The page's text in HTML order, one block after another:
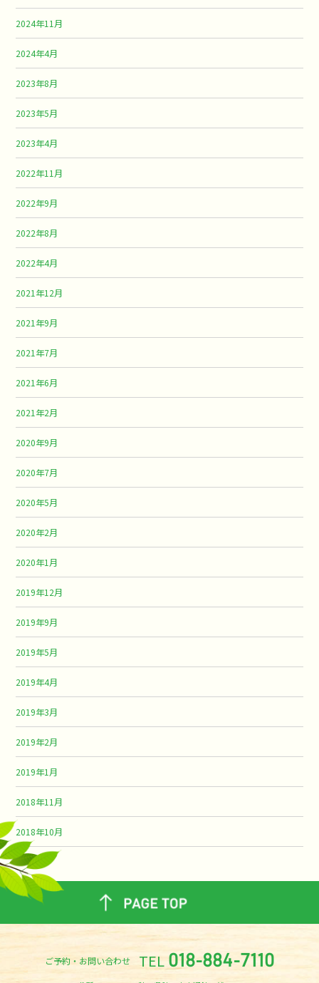
2024年11月
2024年4月
2023年8月
2023年5月
2023年4月
2022年11月
2022年9月
2022年8月
2022年4月
2021年12月
2021年9月
2021年7月
2021年6月
2021年2月
2020年9月
2020年7月
2020年5月
2020年2月
2020年1月
2019年12月
2019年9月
2019年5月
2019年4月
2019年3月
2019年2月
2019年1月
2018年11月
2018年10月
ご予約・お問い合わせ TEL018-884-7110